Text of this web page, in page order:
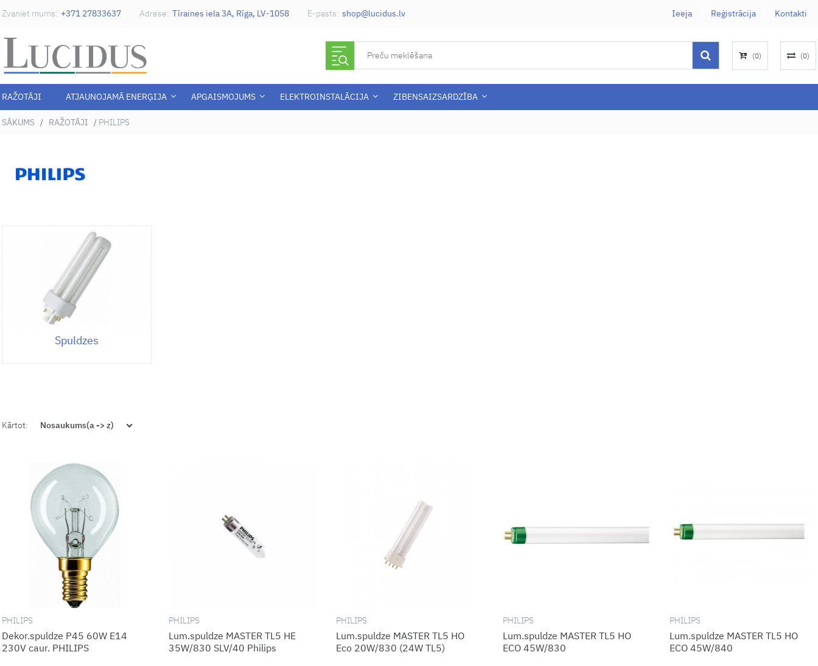
Zvaniet mums: +371 27833637 Adrese: Tīraines iela 3A, Rīga, LV-1058 E-pasts: shop@lucidus.lv Ieeja Reģistrācija Kontakti
(0) (0)
RAŽOTĀJI ATJAUNOJAMĀ ENERĢIJA APGAISMOJUMS ELEKTROINSTALĀCIJA ZIBENSAIZSARDZĪBA
SĀKUMS / RAŽOTĀJI / PHILIPS
Spuldzes
Kārtot: Nosaukums(a -> z)
PHILIPS
Dekor.spuldze P45 60W E14
230V caur. PHILIPS
PHILIPS
Lum.spuldze MASTER TL5 HE
35W/830 SLV/40 Philips
PHILIPS
Lum.spuldze MASTER TL5 HO
Eco 20W/830 (24W TL5)
PHILIPS
Lum.spuldze MASTER TL5 HO
ECO 45W/830
PHILIPS
Lum.spuldze MASTER TL5 HO
ECO 45W/840